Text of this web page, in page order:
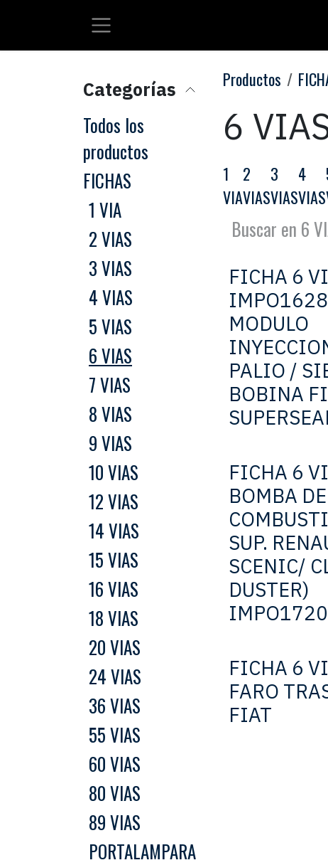
Ir al contenido
Categorías
Todos los
productos
FICHAS
1 VIA
2 VIAS
3 VIAS
4 VIAS
5 VIAS
6 VIAS
7 VIAS
8 VIAS
9 VIAS
10 VIAS
12 VIAS
14 VIAS
15 VIAS
16 VIAS
18 VIAS
20 VIAS
24 VIAS
36 VIAS
55 VIAS
60 VIAS
80 VIAS
89 VIAS
PORTALAMPARA
Productos
6
1
VIA
2
VIAS
3
VIAS
4
VIAS
FICHA 6
MODULO
PALIO /
BOBINA
FICHA 6
BOMBA DE
SUP.
SCENIC/
DUSTER)
IMPO1720
FICHA 6
FARO
FIAT